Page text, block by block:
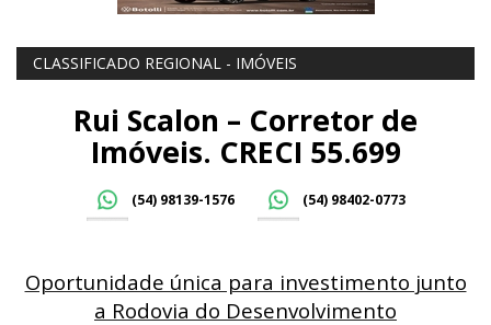
CLASSIFICADO REGIONAL - IMÓVEIS
Rui Scalon – Corretor de
Imóveis. CRECI 55.699
(54) 98139-1576 (54) 98402-0773
Oportunidade única para investimento junto
a Rodovia do Desenvolvimento